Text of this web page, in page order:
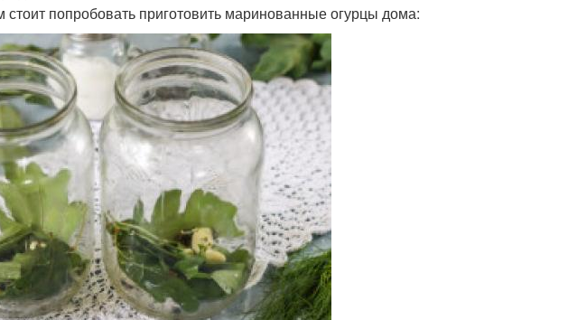
попробовать приготовить маринованные огурцы дома: